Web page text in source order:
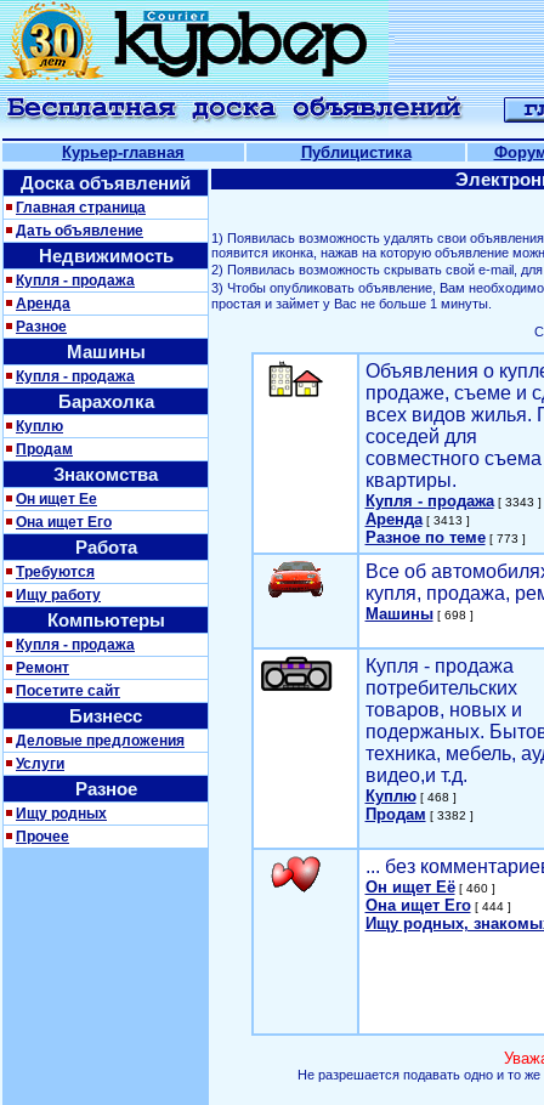
Курьер-главная Публицистика
Доска объявлений
Главная страница
Дать объявление
Недвижимость
Купля - продажа
Аренда
Разное
Машины
Купля - продажа
Барахолка
Куплю
Продам
Знакомства
Он ищет Ее
Она ищет Его
Работа
Требуются
Ищу работу
Компьютеры
Купля - продажа
Ремонт
Посетите сайт
Бизнесс
Деловые предложения
Услуги
Разное
Ищу родных
Прочее
1) Появилась возможность удалять свои
появится иконка, нажав на которую объявление
2) Появилась возможность скрывать свой е-mail,
3) Чтобы опубликовать объявление, Вам
простая и займет у Вас не больше 1 минуты.
Объявления о
продаже, съеме и
всех видов жилья.
соседей для
совместного съема
квартиры.
Купля - продажа[ 3343 ]
Аренда[ 3413 ]
Разное по теме[ 773 ]
Все об
купля, продажа,
Машины[ 698 ]
Купля - продажа
потребительских
товаров, новых и
подержаных.
техника, мебель,
видео,и т.д.
Куплю[ 468 ]
Продам [ 3382 ]
... без
Он ищет Её[ 460 ]
Она ищет Его[ 444 ]
Ищу родных,
Не разрешается подавать одно и то